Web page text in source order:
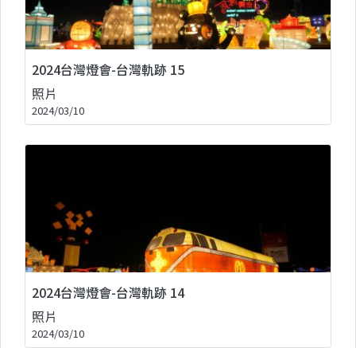
2024台灣燈會-台灣軌跡 15
照片
2024/03/10
2024台灣燈會-台灣軌跡 14
照片
2024/03/10